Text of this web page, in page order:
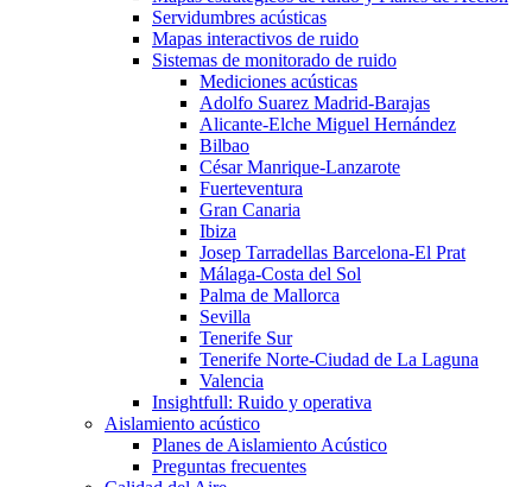
Servidumbres acústicas
Mapas interactivos de ruido
Sistemas de monitorado de ruido
Mediciones acústicas
Adolfo Suarez Madrid-Barajas
Alicante-Elche Miguel Hernández
Bilbao
César Manrique-Lanzarote
Fuerteventura
Gran Canaria
Ibiza
Josep Tarradellas Barcelona-El Prat
Málaga-Costa del Sol
Palma de Mallorca
Sevilla
Tenerife Sur
Tenerife Norte-Ciudad de La Laguna
Valencia
Insightfull: Ruido y operativa
Aislamiento acústico
Planes de Aislamiento Acústico
Preguntas frecuentes